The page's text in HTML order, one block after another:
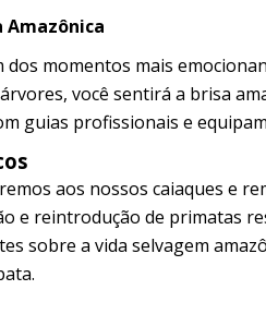
Amazônica
momentos mais
você sentirá a brisa
guias profissionais e
aos nossos caiaques e
e reintrodução de primatas
sobre a vida selvagem